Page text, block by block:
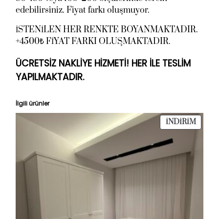
edebilirsiniz. Fiyat farkı oluşmuyor.
İSTENİLEN HER RENKTE BOYANMAKTADIR.
+4500₺ FİYAT FARKI OLUŞMAKTADIR.
ÜCRETSİZ NAKLİYE HİZMETİ! HER İLE TESLİM
YAPILMAKTADIR.
İlgili ürünler
İNDIRIM
ÜRÜN